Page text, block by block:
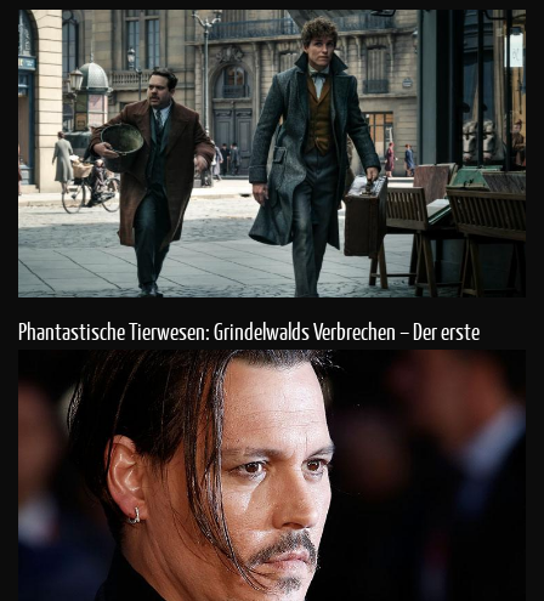
Phantastische Tierwesen: Grindelwalds Verbrechen – Der erste
Trailer ist da!